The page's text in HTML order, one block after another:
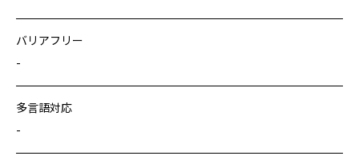
バリアフリー
-
多言語対応
-